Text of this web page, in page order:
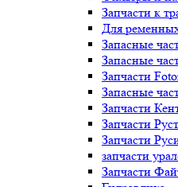
Запчасти к
Для
Запасные
Запасные
Запчасти
Запасные
Запчасти
Запчасти
Запчасти
запчасти
Запчасти